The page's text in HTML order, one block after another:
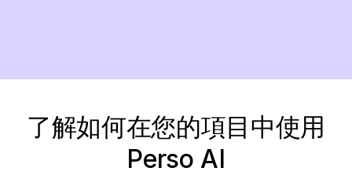
了解如何在您的項目中使用
Perso AI